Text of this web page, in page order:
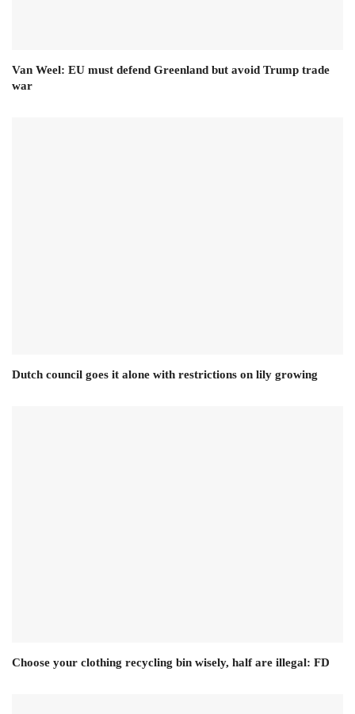
Van Weel: EU must defend Greenland but avoid Trump trade
war
Dutch council goes it alone with restrictions on lily growing
Choose your clothing recycling bin wisely, half are illegal: FD